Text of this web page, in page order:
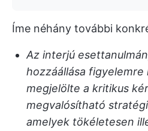
Íme néhány további
Az interjú
hozzáállása
megjelölte a kritikus
megvalósítható
amelyek tökéletesen